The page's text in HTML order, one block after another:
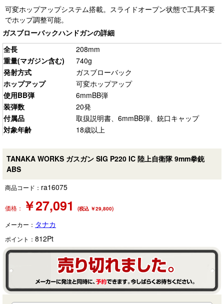
可変ホップアップシステム搭載。スライドオープン状態で工具不要
でホップ調整可能。
ガスブローバックハンドガンの詳細
全長
208mm
重量(マガジン含む)
740g
発射方式
ガスブローバック
ホップアップ
可変ホップアップ
使用BB弾
6mmBB弾
装弾数
20発
付属品
取扱説明書、6mmBB弾、銃口キャップ
対象年齢
18歳以上
TANAKA WORKS ガスガン SIG P220 IC 陸上自衛隊 9mm拳銃
ABS
商品コード： ra16075
価格： ￥27,091 (税込 ￥29,800)
メーカー： タナカ
ポイント： 812Pt